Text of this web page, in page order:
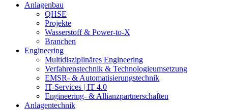
Anlagenbau
QHSE
Projekte
Wasserstoff & Power-to-X
Branchen
Engineering
Multidisziplinäres Engineering
Verfahrenstechnik & Technologieumsetzung
EMSR- & Automatisierungstechnik
IT-Services | IT 4.0
Engineering- & Allianzpartnerschaften
Anlagentechnik